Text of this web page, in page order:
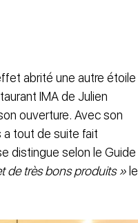
abrité une autre étoile
IMA de Julien
ouverture. Avec son
a tout de suite fait
distingue selon le Guide
de très bons produits »le